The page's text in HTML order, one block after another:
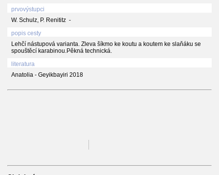
prvovýstupci
W. Schulz, P. Renititz -
popis cesty
Lehčí nástupová varianta. Zleva šíkmo ke koutu a koutem ke slaňáku se
spouštěcí karabinou.Pěkná technická.
literatura
Anatolia - Geyikbayiri 2018